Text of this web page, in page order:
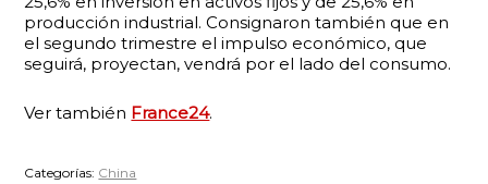
producción industrial. Consignaron también que en
el segundo trimestre el impulso económico, que
seguirá, proyectan, vendrá por el lado del consumo.
Ver también France24.
Categorías: China